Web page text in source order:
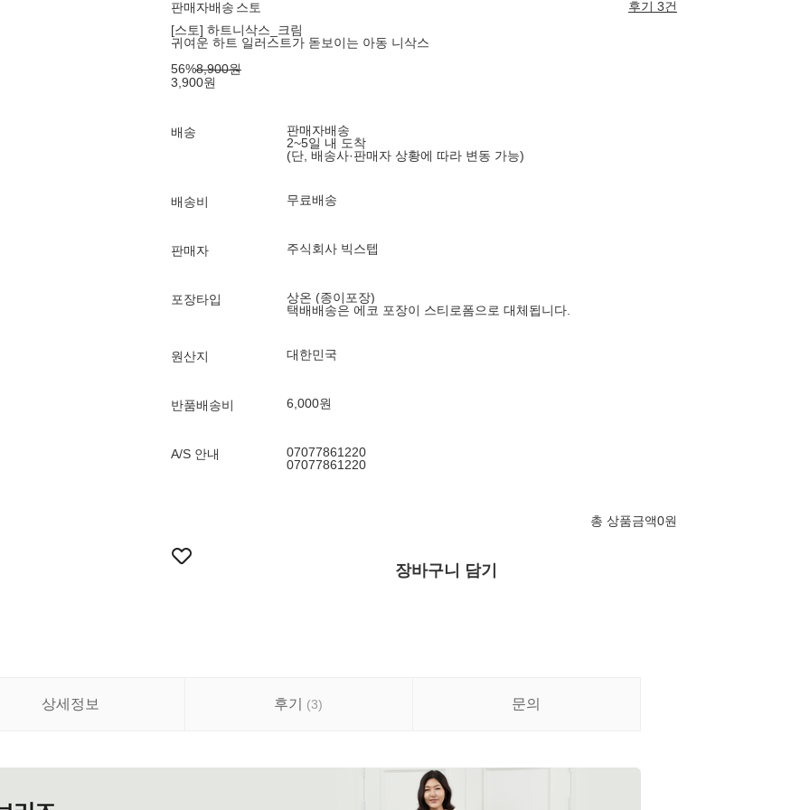
판매자배송 스토
후기 3건
[스토] 하트니삭스_크림
귀여운 하트 일러스트가 돋보이는 아동 니삭스
56%8,900원
3,900원
배송
판매자배송
2~5일 내 도착
(단, 배송사·판매자 상황에 따라 변동 가능)
배송비 무료배송
판매자 주식회사 빅스텝
포장타입
상온 (종이포장)
택배배송은 에코 포장이 스티로폼으로 대체됩니다.
원산지 대한민국
반품배송비 6,000원
A/S 안내
07077861220
07077861220
총 상품금액0원
장바구니 담기
상세정보 후기 (3) 문의